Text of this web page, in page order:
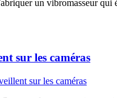
un vibromasseur
sur les caméras